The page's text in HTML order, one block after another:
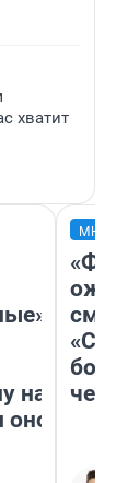
хватит
на